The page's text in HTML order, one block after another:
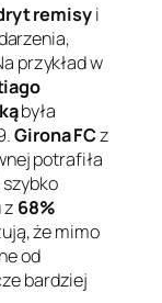
remisyi
przykład w
była
Girona FCz
potrafiła
szybko
z 68%
że mimo
od
bardziej